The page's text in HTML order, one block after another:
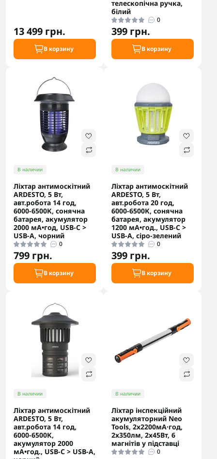
13 499 грн.
В корзину
телескопічна ручка,
білий
0
399 грн.
В корзину
В наличии
Ліхтар антимоскітний
ARDESTO, 5 Вт,
авт.робота 14 год,
6000-6500К, сонячна
батарея, акумулятор
2000 мА•год, USB-C >
USB-A, чорний
0
799 грн.
В корзину
В наличии
Ліхтар антимоскітний
ARDESTO, 5 Вт,
авт.робота 20 год,
6000-6500К, сонячна
батарея, акумулятор
1200 мА•год., USB-C >
USB-A, сіро-зелений
0
399 грн.
В корзину
В наличии
Ліхтар антимоскітний
ARDESTO, 5 Вт,
авт.робота 14 год,
6000-6500К,
акумулятор 2000
мА•год., USB-C > USB-A,
В наличии
Ліхтар інспекційний
акумуляторний Neo
Tools, 2х2200мА·год,
2х350лм, 2х45Вт, 6
магнітів у підставці
0